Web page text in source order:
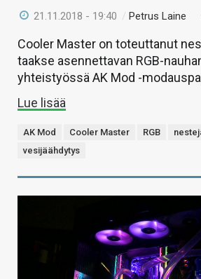
21.11.2018 - 19:40 / Petrus Laine
Cooler Master on toteuttanut
taakse asennettavan RGB-
yhteistyössä AK Mod -
Lue lisää
AK Mod Cooler Master RGB
vesijäähdytys